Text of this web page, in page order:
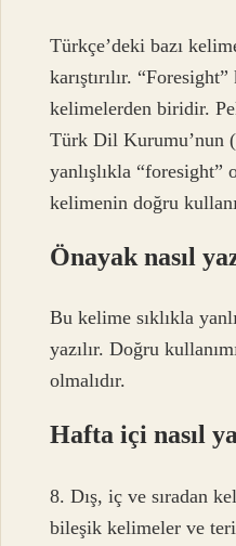
Türkçe’deki bazı
karıştırılır.
kelimelerden biridir.
Türk Dil Kurumu’nun
yanlışlıkla “foresight”
kelimenin doğru
Önayak nasıl
Bu kelime sıklıkla
yazılır. Doğru
olmalıdır.
Hafta içi nasıl
8. Dış, iç ve sıradan
bileşik kelimeler ve